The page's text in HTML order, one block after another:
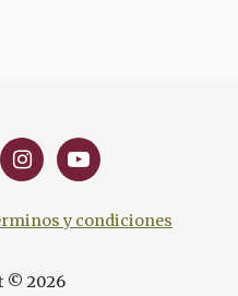
© 2026
y condiciones